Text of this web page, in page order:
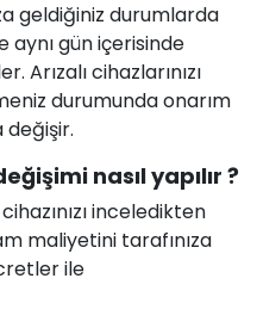
geldiğiniz durumlarda
aynı gün içerisinde
Arızalı cihazlarınızı
durumunda onarım
değişir.
nasıl yapılır ?
inceledikten
maliyetini tarafınıza
ile